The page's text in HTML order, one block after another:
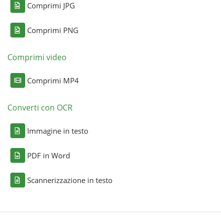
Comprimi JPG
Comprimi PNG
Comprimi video
Comprimi MP4
Converti con OCR
Immagine in testo
PDF in Word
Scannerizzazione in testo